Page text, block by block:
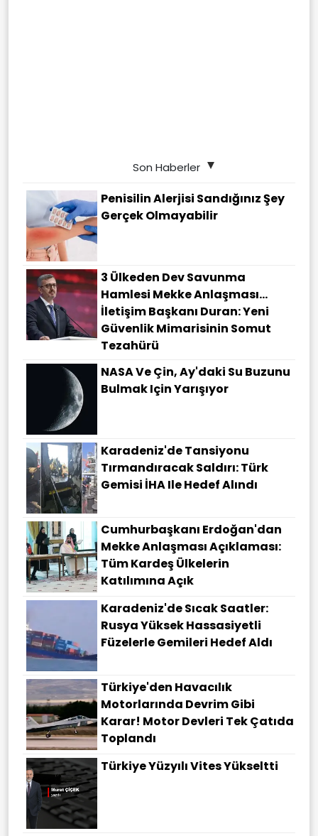
Son Haberler
Penisilin Alerjisi Sandığınız Şey
Gerçek Olmayabilir
3 Ülkeden Dev Savunma
Hamlesi Mekke Anlaşması…
İletişim Başkanı Duran: Yeni
Güvenlik Mimarisinin Somut
Tezahürü
NASA Ve Çin, Ay'daki Su Buzunu
Bulmak Için Yarışıyor
Karadeniz'de Tansiyonu
Tırmandıracak Saldırı: Türk
Gemisi İHA Ile Hedef Alındı
Cumhurbaşkanı Erdoğan'dan
Mekke Anlaşması Açıklaması:
Tüm Kardeş Ülkelerin
Katılımına Açık
Karadeniz'de Sıcak Saatler:
Rusya Yüksek Hassasiyetli
Füzelerle Gemileri Hedef Aldı
Türkiye'den Havacılık
Motorlarında Devrim Gibi
Karar! Motor Devleri Tek Çatıda
Toplandı
Türkiye Yüzyılı Vites Yükseltti